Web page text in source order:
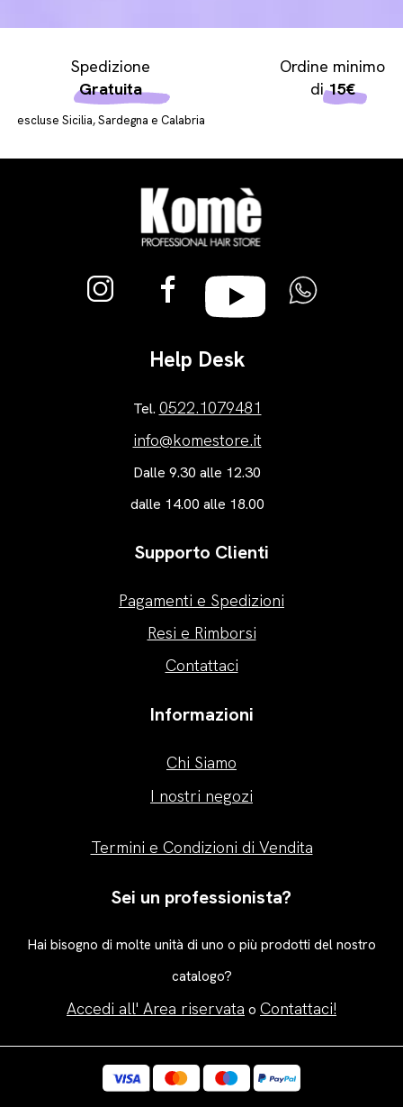
Spedizione
Gratuita
escluse Sicilia, Sardegna e Calabria
Ordine minimo
di15€
Help Desk
Tel. 0522.1079481
info@komestore.it
Dalle 9.30 alle 12.30
dalle 14.00 alle 18.00
Supporto Clienti
Pagamenti e Spedizioni
Resi e Rimborsi
Contattaci
Informazioni
Chi Siamo
I nostri negozi
Termini e Condizioni di Vendita
Sei un professionista?
Hai bisogno di molte unità di uno o più prodotti del nostro
catalogo?
Accedi all' Area riservata o Contattaci!